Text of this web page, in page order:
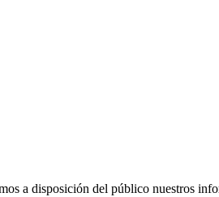
a disposición del público nuestros